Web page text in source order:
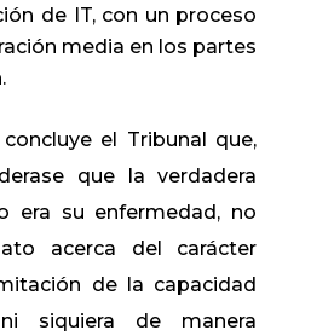
de IT, con un proceso
media en los partes
concluye el Tribunal que,
que la verdadera
era su enfermedad, no
acerca del carácter
de la capacidad
siquiera de manera